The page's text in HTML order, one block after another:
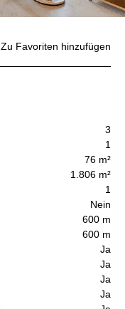
3
1
76 m²
1.806 m²
1
Nein
600 m
600 m
Ja
Ja
Ja
Ja
Zu Favoriten hinzufügen